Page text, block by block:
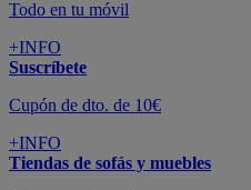
Todo en tu móvil
+INFO
Suscríbete
Cupón de dto. de 10€
+INFO
Tiendas de sofás y muebles